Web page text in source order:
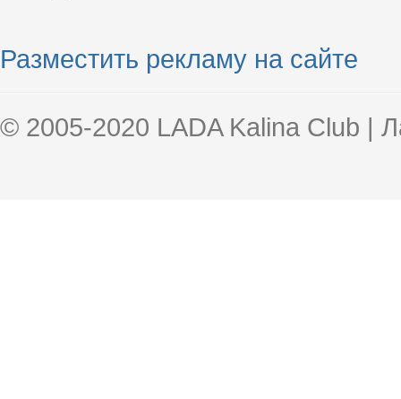
Разместить рекламу на сайте
© 2005-2020 LADA Kalina Club |